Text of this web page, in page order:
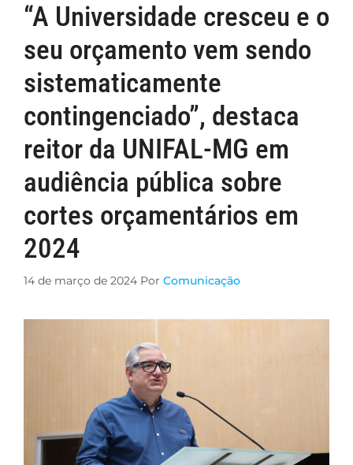
“A Universidade cresceu e o
seu orçamento vem sendo
sistematicamente
contingenciado”, destaca
reitor da UNIFAL-MG em
audiência pública sobre
cortes orçamentários em
2024
14 de março de 2024 Por Comunicação